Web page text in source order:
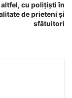
altfel, cu poliţişti în
de prieteni şi
sfătuitori